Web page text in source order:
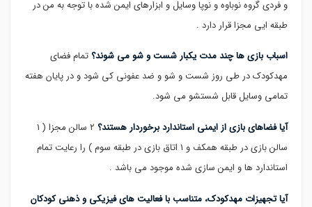
و فردی گروه نوباوه و نوپا وسایل و ابزارهای ایمن شده با توجه به من در
طبقه ایی مجزا قرار دارد .
اسباب بازی ها چند مدت یکبار شست و شو می شوند؟ تمام فضای
مهدکودک در طی روز شست و شو و ضد عفونی کی شود و در پایان هفته
تمامی وسایل قابل شستشو می شود.
آیا فضاهای بازی از ایمنی استاندارد برخوردار هستند؟
۲ سالن مجزا ( ۱
سالن بازی در طبقه همکف و ۱ اتاق بازی در طبقه سوم ) را رعایت تمام
استاندارد ها و ایمن سازی شده موجود می باشد .
آیا تجهیزات مهدکودک، متناسب با فعالیت های فیزیکی و ذهنی کودکان